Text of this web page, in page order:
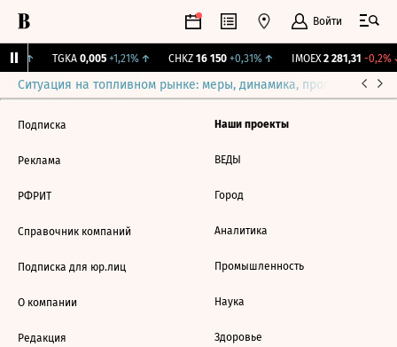
Войти
↑ TGKA 0,005 +1,21%↑ CHKZ 16 150 +0,31%↑ IMOEX 2 281,31 -0,2%
Ситуация на топливном рынке: меры, динамика, прогнозы
Подписка
Реклама
РФРИТ
Справочник компаний
Подписка для юр.лиц
О компании
Редакция
Наши проекты
ВЕДЫ
Город
Аналитика
Промышленность
Наука
Здоровье